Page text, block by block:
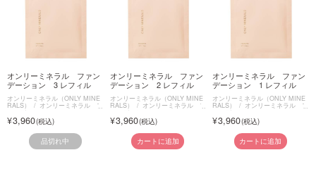
オンリーミネラル ファン
デーション 3 レフィル
オンリーミネラル（ONLY MINE
RALS） オンリーミネラル フ
ァンデーション
3,960
品切れ中
オンリーミネラル ファン
デーション 2 レフィル
オンリーミネラル（ONLY MINE
RALS） オンリーミネラル フ
ァンデーション
3,960
カートに追加
オンリーミネラル ファン
デーション 1 レフィル
オンリーミネラル（ONLY MINE
RALS） オンリーミネラル フ
ァンデーション
3,960
カートに追加